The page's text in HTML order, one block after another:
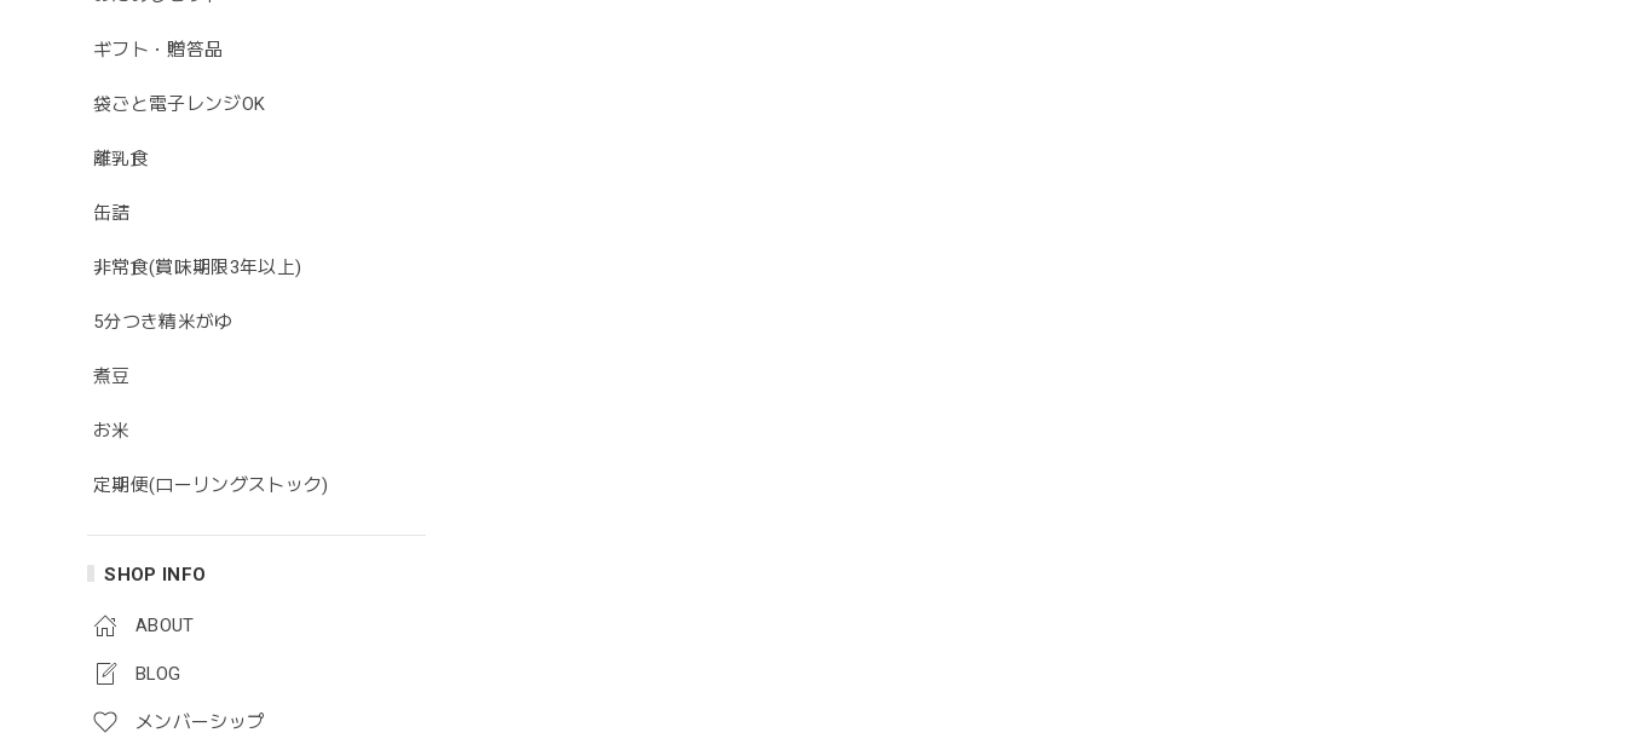
ギフト・贈答品
袋ごと電子レンジOK
離乳食
缶詰
非常食(賞味期限3年以上)
5分つき精米がゆ
煮豆
お米
定期便(ローリングストック)
SHOP INFO
ABOUT
BLOG
メンバーシップ